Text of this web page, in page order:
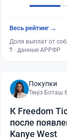
Весь рейтинг →
Доля выплат от
₸ · данные АРРФР
Покупки
Теңіз Боташ·
К Freedom
после
Kanye West